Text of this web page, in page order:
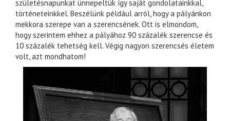
születésnapunkat ünnepeltük így saját gondolatainkkal,
történeteinkkel. Beszélünk például arról, hogy a pályánkon
mekkora szerepe van a szerencsének. Ott is elmondom,
hogy szerintem ehhez a pályához 90 százalék szerencse és
10 százalék tehetség kell. Végig nagyon szerencsés életem
volt, azt mondhatom!